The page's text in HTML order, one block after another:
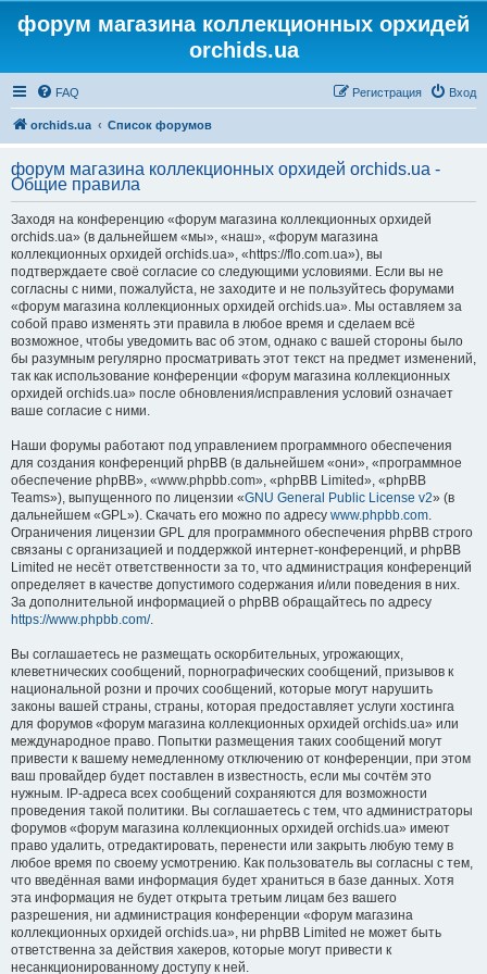
форум магазина коллекционных орхидей
orchids.ua
FAQ Вход
Регистрация
orchids.ua Список форумов
форум магазина коллекционных орхидей orchids.ua -
Общие правила
Заходя на конференцию «форум магазина коллекционных орхидей
orchids.ua» (в дальнейшем «мы», «наш», «форум магазина
коллекционных орхидей orchids.ua», «https://flo.com.ua»), вы
подтверждаете своё согласие со следующими условиями. Если вы не
согласны с ними, пожалуйста, не заходите и не пользуйтесь форумами
«форум магазина коллекционных орхидей orchids.ua». Мы оставляем за
собой право изменять эти правила в любое время и сделаем всё
возможное, чтобы уведомить вас об этом, однако с вашей стороны было
бы разумным регулярно просматривать этот текст на предмет изменений,
так как использование конференции «форум магазина коллекционных
орхидей orchids.ua» после обновления/исправления условий означает
ваше согласие с ними.
Наши форумы работают под управлением программного обеспечения
для создания конференций phpBB (в дальнейшем «они», «программное
обеспечение phpBB», «www.phpbb.com», «phpBB Limited», «phpBB
Teams»), выпущенного по лицензии «GNU General Public License v2» (в
дальнейшем «GPL»). Скачать его можно по адресу www.phpbb.com.
Ограничения лицензии GPL для программного обеспечения phpBB строго
связаны с организацией и поддержкой интернет-конференций, и phpBB
Limited не несёт ответственности за то, что администрация конференций
определяет в качестве допустимого содержания и/или поведения в них.
За дополнительной информацией о phpBB обращайтесь по адресу
https://www.phpbb.com/.
Вы соглашаетесь не размещать оскорбительных, угрожающих,
клеветнических сообщений, порнографических сообщений, призывов к
национальной розни и прочих сообщений, которые могут нарушить
законы вашей страны, страны, которая предоставляет услуги хостинга
для форумов «форум магазина коллекционных орхидей orchids.ua» или
международное право. Попытки размещения таких сообщений могут
привести к вашему немедленному отключению от конференции, при этом
ваш провайдер будет поставлен в известность, если мы сочтём это
нужным. IP-адреса всех сообщений сохраняются для возможности
проведения такой политики. Вы соглашаетесь с тем, что администраторы
форумов «форум магазина коллекционных орхидей orchids.ua» имеют
право удалить, отредактировать, перенести или закрыть любую тему в
любое время по своему усмотрению. Как пользователь вы согласны с тем,
что введённая вами информация будет храниться в базе данных. Хотя
эта информация не будет открыта третьим лицам без вашего
разрешения, ни администрация конференции «форум магазина
коллекционных орхидей orchids.ua», ни phpBB Limited не может быть
ответственна за действия хакеров, которые могут привести к
несанкционированному доступу к ней.